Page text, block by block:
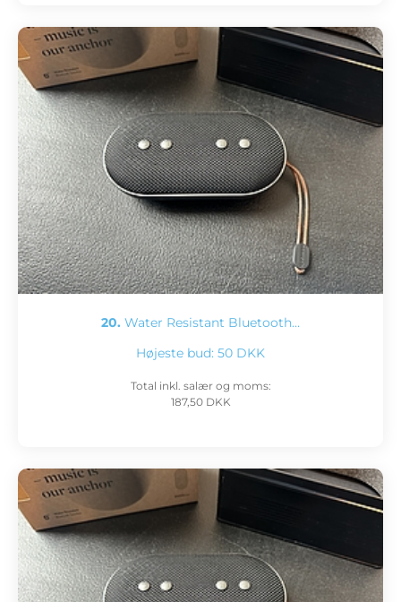
20. Water Resistant Bluetooth…
Højeste bud: 50 DKK
Total inkl. salær og moms:
187,50 DKK